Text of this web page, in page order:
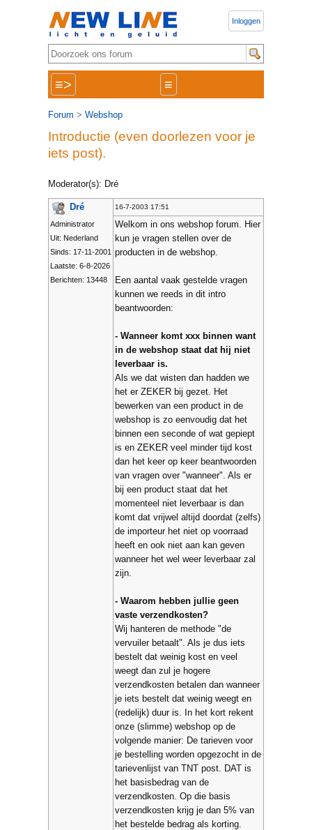
Inloggen
≡> ≡
Forum > Webshop
Introductie (even doorlezen voor je
iets post).
Moderator(s): Dré
Dré
Administrator
Uit: Nederland
Sinds: 17-11-2001
Laatste: 6-8-2026
Berichten: 13448
16-7-2003 17:51
Welkom in ons webshop forum. Hier
kun je vragen stellen over de
producten in de webshop.
Een aantal vaak gestelde vragen
kunnen we reeds in dit intro
beantwoorden:
- Wanneer komt xxx binnen want
in de webshop staat dat hij niet
leverbaar is.
Als we dat wisten dan hadden we
het er ZEKER bij gezet. Het
bewerken van een product in de
webshop is zo eenvoudig dat het
binnen een seconde of wat gepiept
is en ZEKER veel minder tijd kost
dan het keer op keer beantwoorden
van vragen over "wanneer". Als er
bij een product staat dat het
momenteel niet leverbaar is dan
komt dat vrijwel altijd doordat (zelfs)
de importeur het niet op voorraad
heeft en ook niet aan kan geven
wanneer het wel weer leverbaar zal
zijn.
- Waarom hebben jullie geen
vaste verzendkosten?
Wij hanteren de methode "de
vervuiler betaalt". Als je dus iets
bestelt dat weinig kost en veel
weegt dan zul je hogere
verzendkosten betalen dan wanneer
je iets bestelt dat weinig weegt en
(redelijk) duur is. In het kort rekent
onze (slimme) webshop op de
volgende manier: De tarieven voor
je bestelling worden opgezocht in de
tarievenlijst van TNT post. DAT is
het basisbedrag van de
verzendkosten. Op die basis
verzendkosten krijg je dan 5% van
het bestelde bedrag als korting.